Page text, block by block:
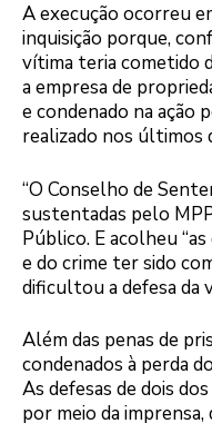
A execução ocorreu
inquisição porque,
vítima teria cometido
a empresa de
e condenado na ação
realizado nos últimos
“O Conselho de
sustentadas pelo
Público. E acolheu
e do crime ter sido
dificultou a defesa da
Além das penas de
condenados à perda
As defesas de dois
por meio da